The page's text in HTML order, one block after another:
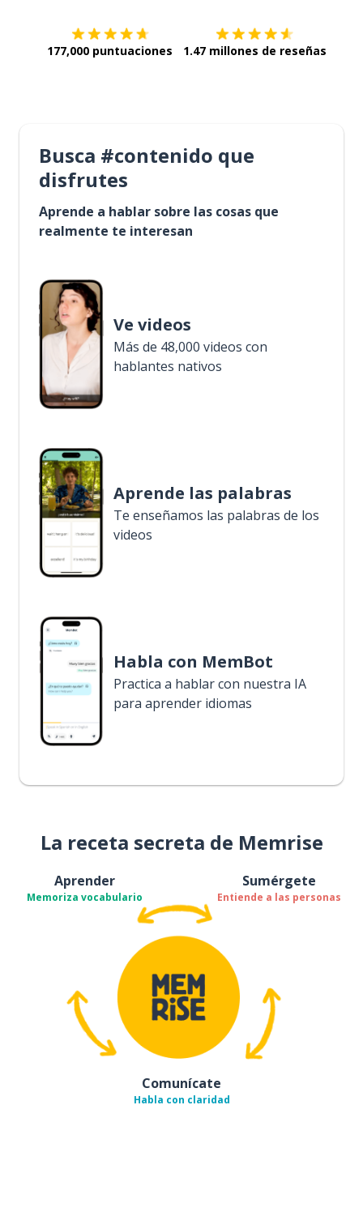
177,000 puntuaciones 1.47 millones de reseñas
Busca #contenido que
disfrutes
Aprende a hablar sobre las cosas que
realmente te interesan
Ve videos
Más de 48,000 videos con
hablantes nativos
Aprende las palabras
Te enseñamos las palabras de los
videos
Habla con MemBot
Practica a hablar con nuestra IA
para aprender idiomas
La receta secreta de Memrise
Aprender
Memoriza vocabulario
Sumérgete
Entiende a las personas
Comunícate
Habla con claridad